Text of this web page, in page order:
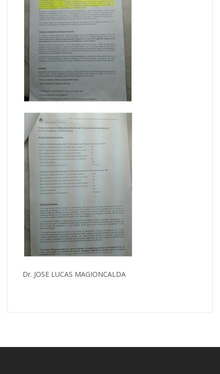
Dr. JOSE LUCAS MAGIONCALDA